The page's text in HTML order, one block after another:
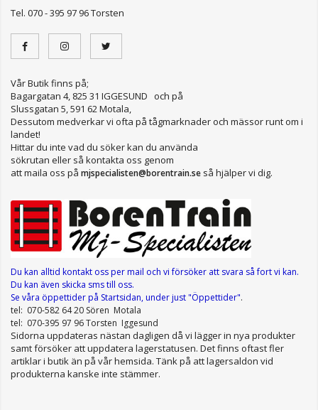
Tel. 070 - 395 97 96 Torsten
Vår Butik finns på;
Bagargatan 4, 825 31 IGGESUND och på
Slussgatan 5, 591 62 Motala,
Dessutom medverkar vi ofta på tågmarknader och mässor runt om i
landet!
Hittar du inte vad du söker kan du använda
sökrutan eller så kontakta oss genom
att maila oss på mjspecialisten@borentrain.se så hjälper vi dig.
Du kan alltid kontakt oss per mail och vi försöker att svara så fort vi kan.
Du kan även skicka sms till oss.
Se våra öppettiderpå Startsidan, under just "Öppettider".
tel: 070-582 64 20 Sören Motala
tel: 070-395 97 96 Torsten Iggesund
Sidorna uppdateras nästan dagligen då vi lägger in nya produkter
samt försöker att uppdatera lagerstatusen. Det finns oftast fler
artiklar i butik än på vår hemsida. Tänk på att lagersaldon vid
produkterna kanske inte stämmer.